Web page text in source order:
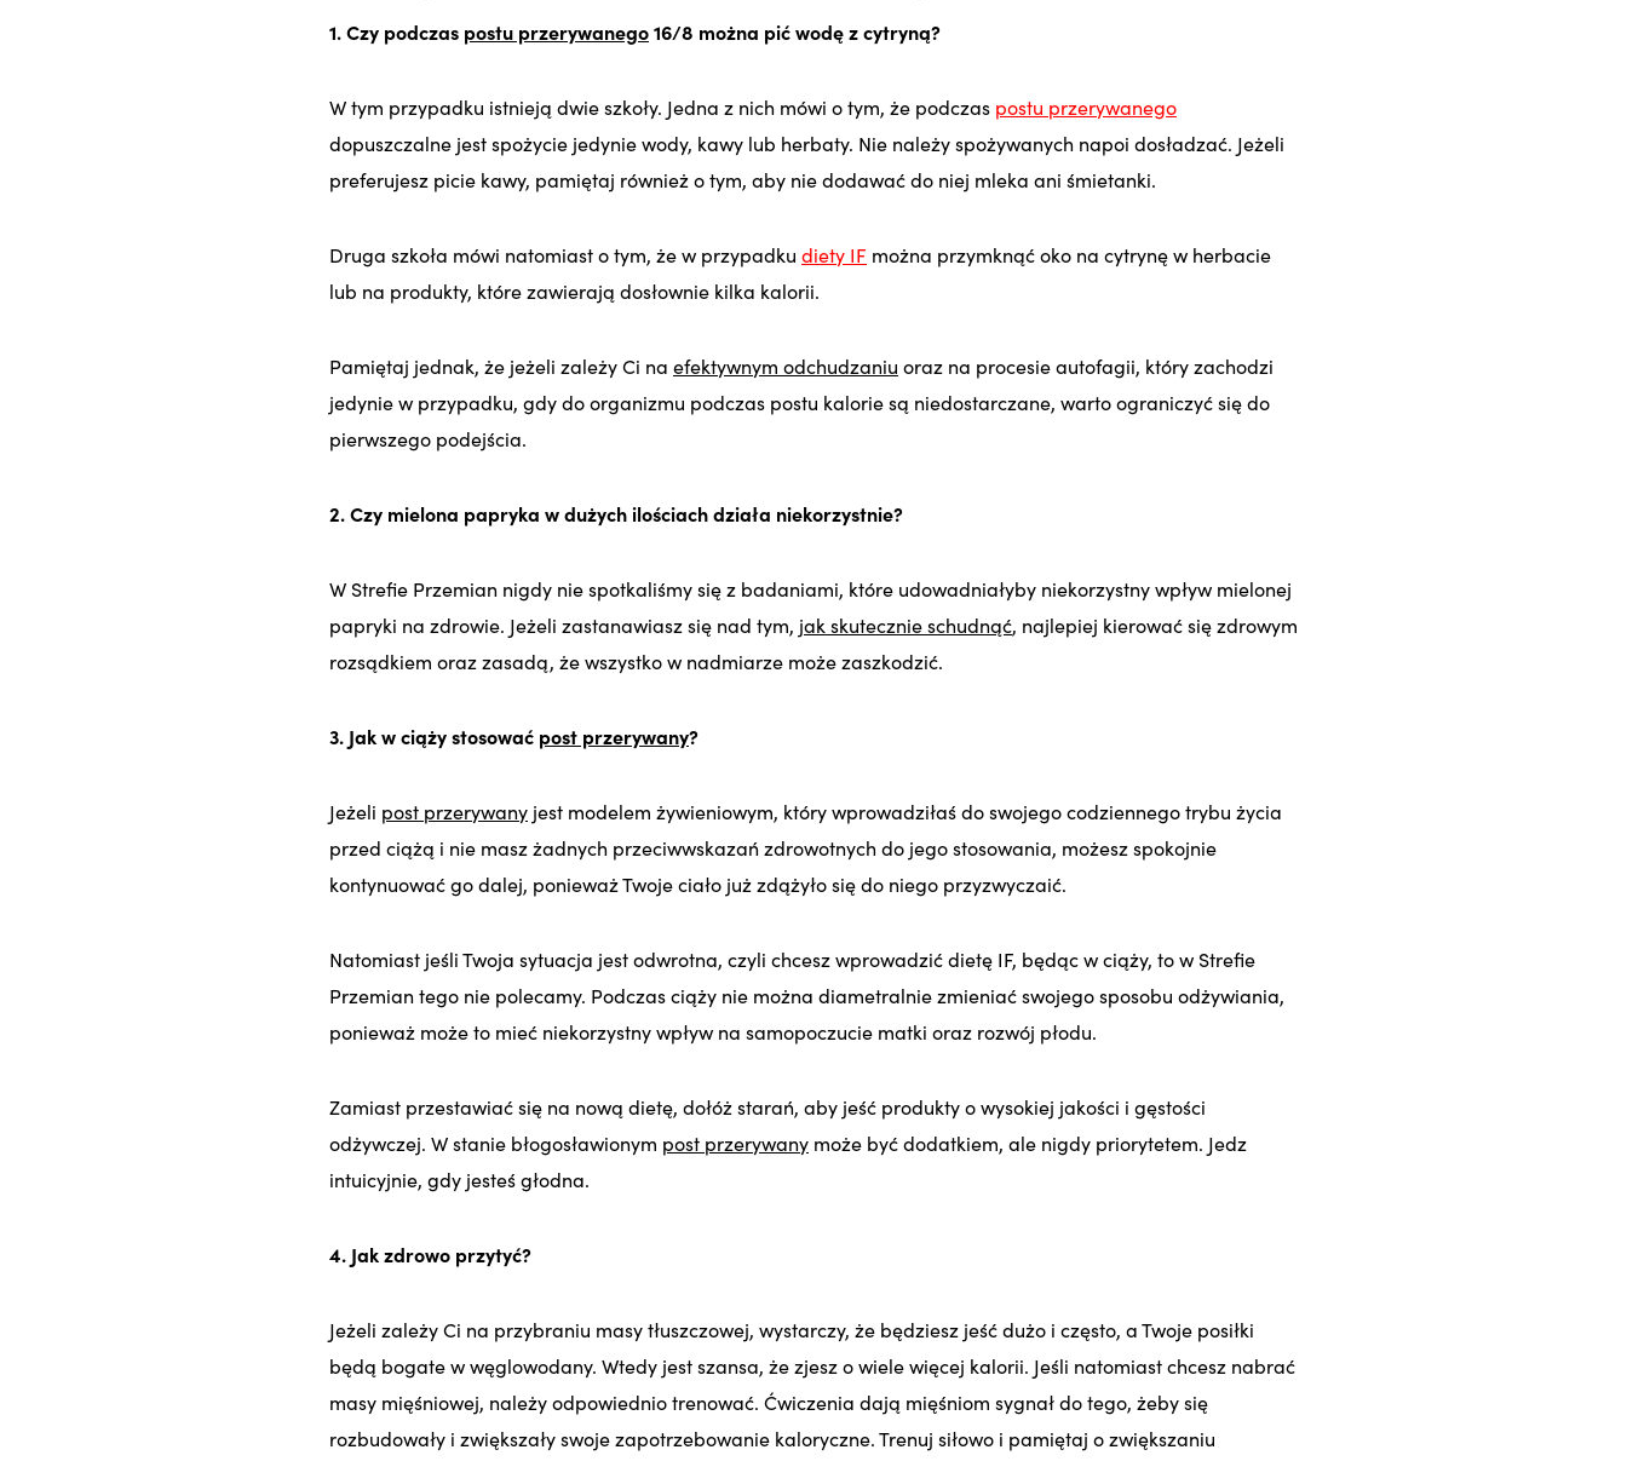
1. Czy podczas postu przerywanego16/8 można pić wodę z cytryną?
W tym przypadku istnieją dwie szkoły. Jedna z nich mówi o tym, że podczas postu przerywanego
dopuszczalne jest spożycie jedynie wody, kawy lub herbaty. Nie należy spożywanych napoi dosładzać. Jeżeli
preferujesz picie kawy, pamiętaj również o tym, aby nie dodawać do niej mleka ani śmietanki.
Druga szkoła mówi natomiast o tym, że w przypadku diety IF można przymknąć oko na cytrynę w herbacie
lub na produkty, które zawierają dosłownie kilka kalorii.
Pamiętaj jednak, że jeżeli zależy Ci na efektywnym odchudzaniu oraz na procesie autofagii, który zachodzi
jedynie w przypadku, gdy do organizmu podczas postu kalorie są niedostarczane, warto ograniczyć się do
pierwszego podejścia.
2. Czy mielona papryka w dużych ilościach działa niekorzystnie?
W Strefie Przemian nigdy nie spotkaliśmy się z badaniami, które udowadniałyby niekorzystny wpływ mielonej
papryki na zdrowie. Jeżeli zastanawiasz się nad tym, jak skutecznie schudnąć, najlepiej kierować się zdrowym
rozsądkiem oraz zasadą, że wszystko w nadmiarze może zaszkodzić.
3. Jak w ciąży stosować post przerywany?
Jeżeli post przerywany jest modelem żywieniowym, który wprowadziłaś do swojego codziennego trybu życia
przed ciążą i nie masz żadnych przeciwwskazań zdrowotnych do jego stosowania, możesz spokojnie
kontynuować go dalej, ponieważ Twoje ciało już zdążyło się do niego przyzwyczaić.
Natomiast jeśli Twoja sytuacja jest odwrotna, czyli chcesz wprowadzić dietę IF, będąc w ciąży, to w Strefie
Przemian tego nie polecamy. Podczas ciąży nie można diametralnie zmieniać swojego sposobu odżywiania,
ponieważ może to mieć niekorzystny wpływ na samopoczucie matki oraz rozwój płodu.
Zamiast przestawiać się na nową dietę, dołóż starań, aby jeść produkty o wysokiej jakości i gęstości
odżywczej. W stanie błogosławionym post przerywany może być dodatkiem, ale nigdy priorytetem. Jedz
intuicyjnie, gdy jesteś głodna.
4. Jak zdrowo przytyć?
Jeżeli zależy Ci na przybraniu masy tłuszczowej, wystarczy, że będziesz jeść dużo i często, a Twoje posiłki
będą bogate w węglowodany. Wtedy jest szansa, że zjesz o wiele więcej kalorii. Jeśli natomiast chcesz nabrać
masy mięśniowej, należy odpowiednio trenować. Ćwiczenia dają mięśniom sygnał do tego, żeby się
rozbudowały i zwiększały swoje zapotrzebowanie kaloryczne. Trenuj siłowo i pamiętaj o zwiększaniu